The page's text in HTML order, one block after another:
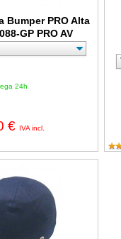
Bumper PRO Alta
GP PRO AV
24h
€ IVA incl.